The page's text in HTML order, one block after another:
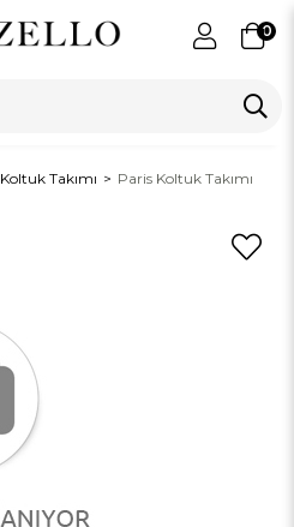
0
Koltuk Takımı Paris Koltuk Takımı